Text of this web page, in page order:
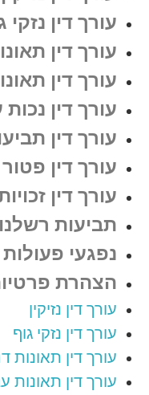
עורך דין נזקי
עורך דין
עורך דין
עורך דין
עורך דין
עורך דין
עורך דין
תביעות
נפגעי
הצהרת
עורך דין נזיקין
עורך דין נזקי גוף
עורך דין תאונות
עורך דין תאונות